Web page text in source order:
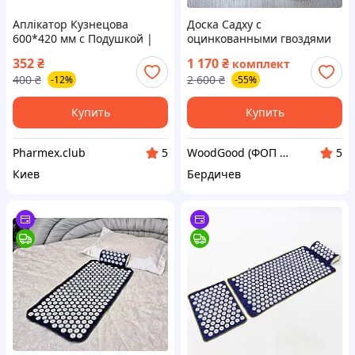
Аплікатор Кузнецова
600*420 мм с Подушкой |
массажный акупунктурный
коврик для спини
352₴
400 ₴ -12%
Купить
Pharmex.club
5
Киев
Доска Садху с
оцинкованными гвоздями
деревянная для новичков.
Sadhu board от
производителя
1 170₴ комплект
2 600 ₴ -55%
Купить
WoodGood (ФОП Овчар Олена Володимирівна)
5
Бердичев